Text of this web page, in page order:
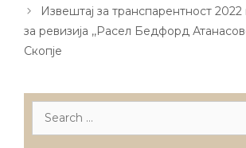
Извештај за транспарентност
за ревизија ,,Расел Бедфорд
Скопје
Search